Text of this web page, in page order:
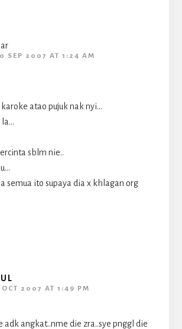
SEP 2007 AT 1:24 AM
atao pujuk nak nyi…
la…
sblm nie..
semua ito supaya dia x khlagan org
OCT 2007 AT 1:49 PM
adk angkat..nme die zra..sye pnggl die